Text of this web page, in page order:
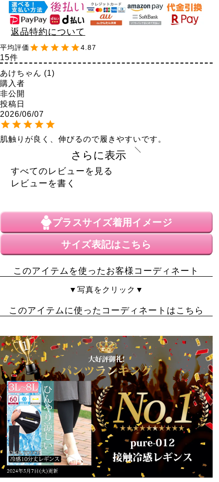
返品特約について
4.87
15
あけちゃん
1
購入者
非公開
投稿日
2026/06/07
肌触りが良く、伸びるので履きやすいです。
ずれ落ちてこないし、フィットするので、また買いたい
まや
16
購入者
2026/05/24
レギンスちょうど良かった。長さが少し長い。
ぽぴん
2
購入者
40代 女性
でか女
1
購入者
非公開
投稿日
2025/07/04
袋から出した時膝丈くらいしかなくて
「中身違うがん」と思ったらめーちゃーくーちゃー伸び
る！
すご！なにこれ！めちゃくちゃ伸びるしめちゃくちゃ涼
しい！
これならズレてこないし涼しいし助かります。
さらに表示
すべてのレビューを見る
レビューを書く
プラスサイズ着用イメージ
サイズ表記はこちら
このアイテムを使ったお客様コーディネート
▼写真をクリック▼
このアイテムに使ったコーディネートはこちら